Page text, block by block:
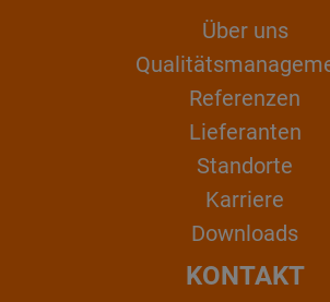
Über uns
Referenzen
Lieferanten
Standorte
Karriere
Downloads
KONTAKT